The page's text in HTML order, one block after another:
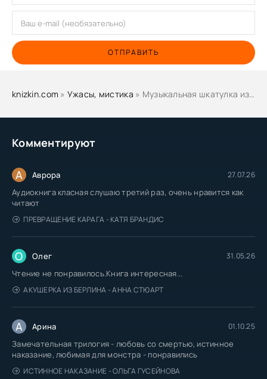
Комментируют
А Аврора 27.07.26
Аудиокнига класная слушаю третий раз, очень нравится как
читают
ПРЕВРАЩЕНИЕ КАРАГА - КАТЯ БРАНДИС
О Олег 31.05.26
Чтение не понравилось.Книга интересная...
АКУШЕРКА ИЗ БЕРЛИНА - АННА СТЮАРТ
А Арина 01.10.25
Замечательная трилогия - любовь со смертью, истинное
наказание, любимая для монстра - понравились
ИСТИННОЕ НАКАЗАНИЕ - ОЛЬГА ГУСЕЙНОВА
ОТПРАВИТЬ
knizkin.com » Ужасы, мистика » Музыкальная шкатулка из ада - Эмиль Петайя